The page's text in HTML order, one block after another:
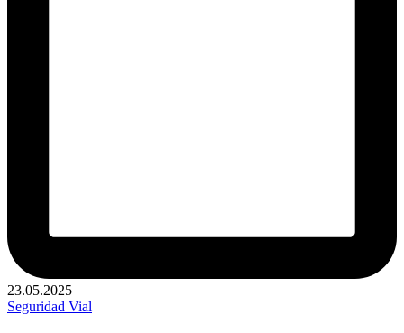
23.05.2025
Publicado
Seguridad Vial